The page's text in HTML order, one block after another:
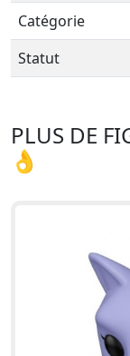
Catégorie
Statut
PLUS DE
👌